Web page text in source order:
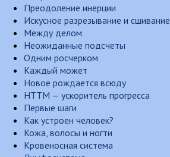
Преодоление инерции
Искусное разрезывание и сшивание
Между делом
Неожиданные подсчеты
Одним росчерком
Каждый может
Новое рождается всюду
НТТМ — ускоритель прогресса
Первые шаги
Как устроен человек?
Кожа, волосы и ногти
Кровеносная система